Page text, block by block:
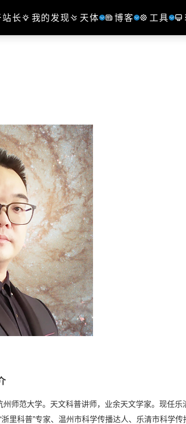
长 我的发现 天体 博客 工具
州师范大学。天文科普讲师，业余天文学家。现任乐
里科普”专家‌、温州市科学传播达人、乐清市科学传